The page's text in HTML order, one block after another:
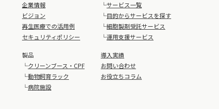
企業情報
ビジョン
再生医療での活用例
セキュリティポリシー
└サービス一覧
└目的からサービスを探す
└細胞製剤受託サービス
└運用支援サービス
製品
└クリーンブース・CPF
└動物飼育ラック
└病院施設
導入実績
お問い合わせ
お役立ちコラム